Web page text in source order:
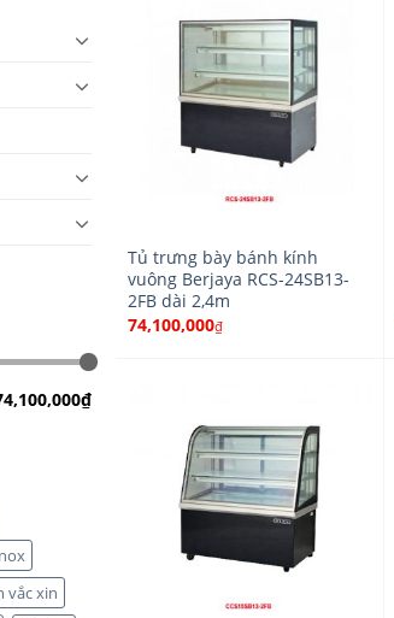
vắc xin
Tủ trưng bày bánh kính
vuông Berjaya RCS-24SB13-
2FB dài 2,4m
74,100,000₫